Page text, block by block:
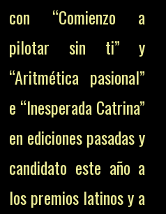
con “Comienzo a
pilotar sin ti” y
“Aritmética pasional”
e “Inesperada Catrina”
en ediciones pasadas y
candidato este año a
los premios latinos y a